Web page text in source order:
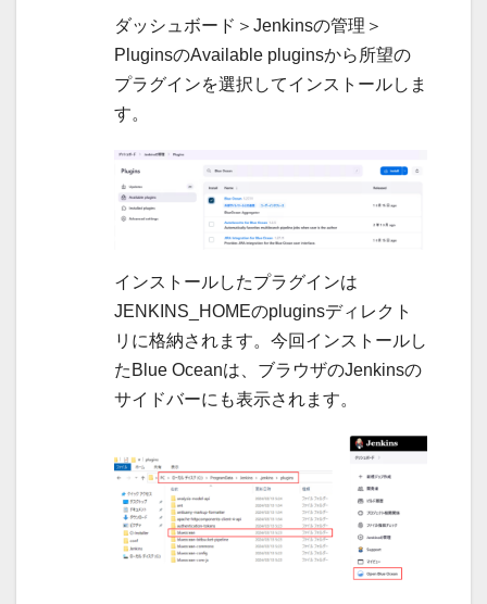
ダッシュボード＞Jenkinsの管理＞
PluginsのAvailable pluginsから所望の
プラグインを選択してインストールしま
す。
インストールしたプラグインは
JENKINS_HOMEのpluginsディレクト
リに格納されます。今回インストールし
たBlue Oceanは、ブラウザのJenkinsの
サイドバーにも表示されます。